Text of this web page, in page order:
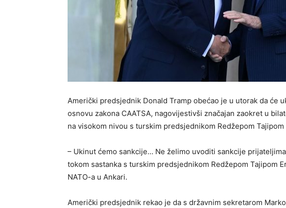
Američki predsjednik Donald Tramp obećao je u utorak da će
osnovu zakona CAATSA, nagovijestivši značajan zaokret u
na visokom nivou s turskim predsjednikom Redžepom Tajipom
– Ukinut ćemo sankcije… Ne želimo uvoditi sankcije
tokom sastanka s turskim predsjednikom Redžepom Tajipom
NATO-a u Ankari.
Američki predsjednik rekao je da s državnim sekretarom